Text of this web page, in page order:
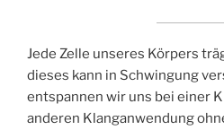
Jede Zelle unseres Körpers
dieses kann in Schwingung
entspannen wir uns bei einer
anderen Klanganwendung